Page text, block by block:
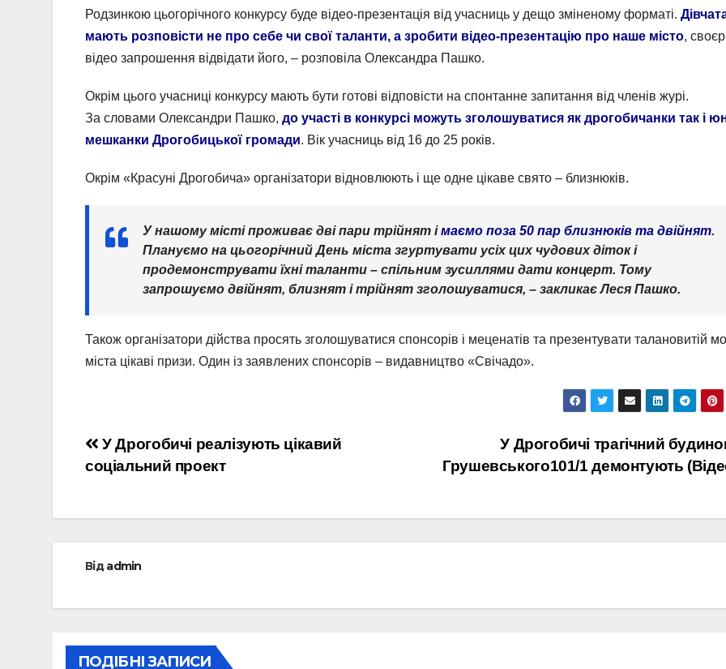
Родзинкою цьогорічного конкурсу буде відео-презентація від учасниць у дещо зміненому форматі.
мають розповісти не про себе чи свої таланти, а зробити відео-презентацію про наше місто,
відео запрошення відвідати його, – розповіла Олександра Пашко.
Окрім цього учасниці конкурсу мають бути готові відповісти на спонтанне запитання від членів журі.
За словами Олександри Пашко, до участі в конкурсі можуть зголошуватися як дрогобичанки так і
мешканки Дрогобицької громади. Вік учасниць від 16 до 25 років.
Окрім «Красуні Дрогобича» організатори відновлюють і ще одне цікаве свято – близнюків.
У нашому місті проживає дві пари трійнят імаємо поза 50 пар близнюків та двійнят.
Плануємо на цьогорічний День міста згуртувати усіх цих чудових діток і
продемонструвати їхні таланти – спільним зусиллями дати концерт. Тому
запрошуємо двійнят, близнят і трійнят зголошуватися, – закликає Леся Пашко.
Також організатори дійства просять зголошуватися спонсорів і меценатів та презентувати талановитій
міста цікаві призи. Один із заявлених спонсорів – видавництво «Свічадо».
Навігація
записів
У Дрогобичі трагічний
Грушевського101/1 демонтують
У Дрогобичі реалізують цікавий
соціальний проект
Відadmin
ПОДІБНІ ЗАПИСИ